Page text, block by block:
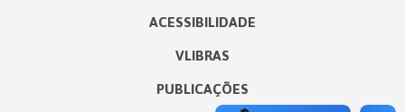
ACESSIBILIDADE
VLIBRAS
PUBLICAÇÕES